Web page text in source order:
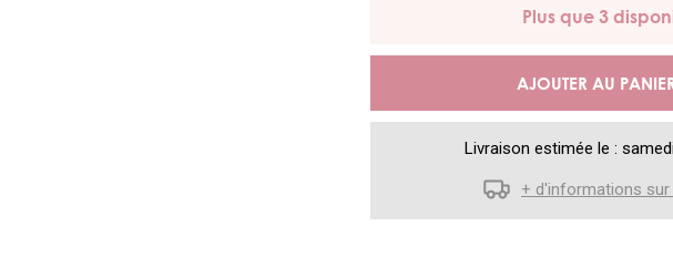
Plus que 3
AJOUTER AU
Livraison estimée le :
+ d'informations sur